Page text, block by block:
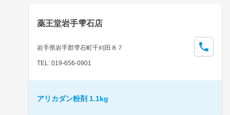
薬王堂岩手雫石店
岩手県岩手郡雫石町千刈田８７
TEL: 019-656-0901
アリカダン粉剤 1.1kg